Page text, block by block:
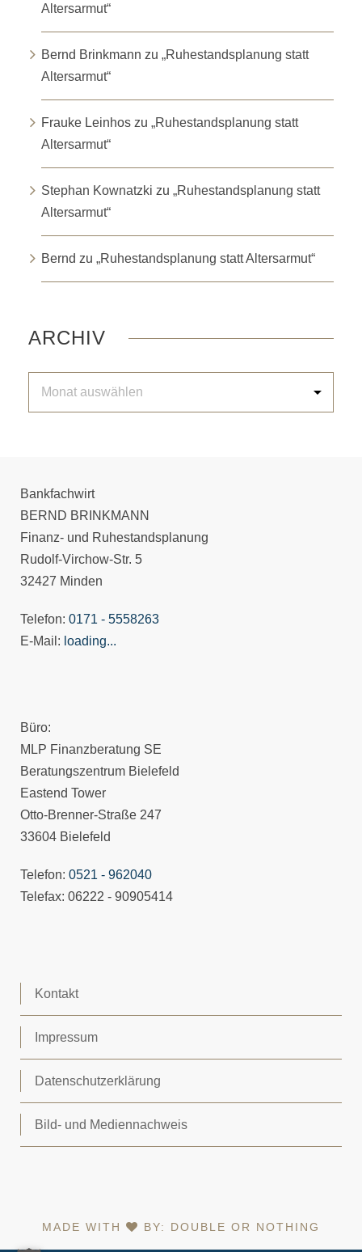
Altersarmut“
Bernd Brinkmann zu „Ruhestandsplanung statt
Altersarmut“
Frauke Leinhoszu „Ruhestandsplanung statt
Altersarmut“
Stephan Kownatzki zu „Ruhestandsplanung statt
Altersarmut“
Bernd zu „Ruhestandsplanung statt Altersarmut“
ARCHIV
Bankfachwirt
BERND BRINKMANN
Finanz- und Ruhestandsplanung
Rudolf-Virchow-Str. 5
32427 Minden
Telefon: 0171 - 5558263
E-Mail: loading...
Büro:
MLP Finanzberatung SE
Beratungszentrum Bielefeld
Eastend Tower
Otto-Brenner-Straße 247
33604 Bielefeld
Telefon: 0521 - 962040
Telefax: 06222 - 90905414
Kontakt
Impressum
Datenschutzerklärung
Bild- und Mediennachweis
MADE WITH BY: DOUBLE OR NOTHING